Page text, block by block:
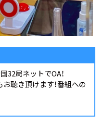
局ネットでOA！
お聴き頂けます！番組への